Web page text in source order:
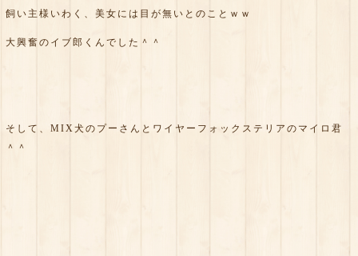
飼い主様いわく、美女には目が無いとのことｗｗ
大興奮のイブ郎くんでした＾＾
そして、MIX犬のプーさんとワイヤーフォックステリアのマイロ君
＾＾